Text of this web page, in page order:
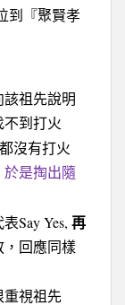
到『聚賢孝
祖先說明
不到打火
沒有打火
是掏出隨
表Say Yes, 再
，回應同樣
重視祖先